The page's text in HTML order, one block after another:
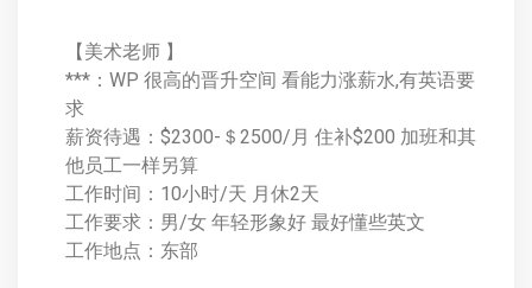
【美术老师 】
***：WP 很高的晋升空间 看能力涨薪水,有英语要
求
薪资待遇：$2300-＄2500/月 住补$200 加班和其
他员工一样另算
工作时间：10小时/天 月休2天
工作要求：男/女 年轻形象好 最好懂些英文
工作地点：东部